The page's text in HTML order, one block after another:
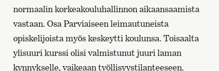
normaalin korkeakouluhallinnon aikaansaamista
vastaan. Osa Parviaiseen leimautuneista
opiskelijoista myös keskeytti koulunsa. Toisaalta
ylisuuri kurssi olisi valmistunut juuri laman
kynnykselle, vaikeaan työllisyystilanteeseen.